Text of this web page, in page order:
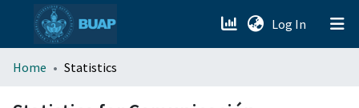
Log In (current)
menu.section.about_menu
Home Statistics